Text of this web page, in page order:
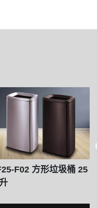
F02 方形垃圾桶 25